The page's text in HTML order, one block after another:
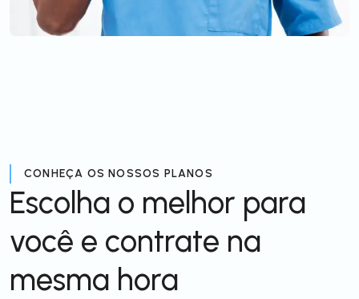
CONHEÇA OS NOSSOS PLANOS
Escolha o melhor para
você e contrate na
mesma hora